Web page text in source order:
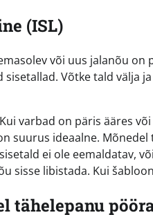
(ISL)
või uus jalanõu
Võtke tald välja
varbad on päris ääres
suurus ideaalne.
ei ole eemaldatav,
sisse libistada. Kui
tähelepanu